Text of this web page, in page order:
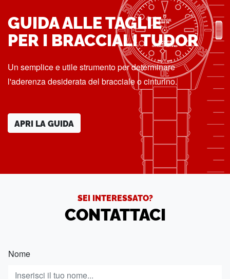
GUIDA ALLE TAGLIE
PER I BRACCIALI TUDOR
Un semplice e utile strumento per determinare
l'aderenza desiderata del bracciale o cinturino.
APRI LA GUIDA
SEI INTERESSATO?
CONTATTACI
Nome